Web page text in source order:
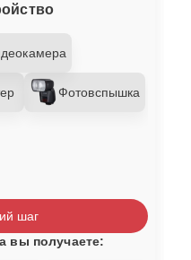
Фотовспышка
шаг
вы получаете: